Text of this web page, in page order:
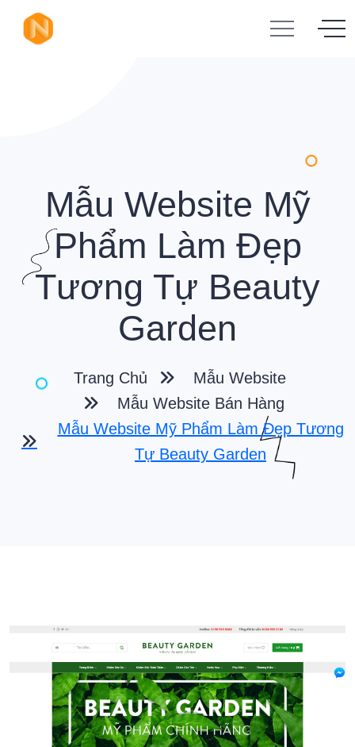
Mẫu Website Mỹ
Phẩm Làm Đẹp
Tương Tự Beauty
Garden
Trang Chủ
Mẫu Website
Mẫu Website Bán Hàng
Mẫu Website Mỹ Phẩm Làm Đẹp Tương
Tự Beauty Garden